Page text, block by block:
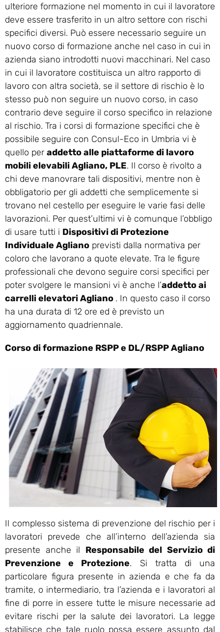
ulteriore formazione nel momento in cui il lavoratore
deve essere trasferito in un altro settore con rischi
specifici diversi. Può essere necessario seguire un
nuovo corso di formazione anche nel caso in cui in
azienda siano introdotti nuovi macchinari. Nel caso
in cui il lavoratore costituisca un altro rapporto di
lavoro con altra società, se il settore di rischio è lo
stesso può non seguire un nuovo corso, in caso
contrario deve seguire il corso specifico in relazione
al rischio. Tra i corsi di formazione specifici che è
possibile seguire con Consul-Eco in Umbria vi è
quello per addetto alle piattaforme di lavoro
mobili elevabili Agliano, PLE. Il corso è rivolto a
chi deve manovrare tali dispositivi, mentre non è
obbligatorio per gli addetti che semplicemente si
trovano nel cestello per eseguire le varie fasi delle
lavorazioni. Per quest’ultimi vi è comunque l’obbligo
di usare tutti i Dispositivi di Protezione
Individuale Agliano previsti dalla normativa per
coloro che lavorano a quote elevate. Tra le figure
professionali che devono seguire corsi specifici per
poter svolgere le mansioni vi è anche l’addetto ai
carrelli elevatori Agliano . In questo caso il corso
ha una durata di 12 ore ed è previsto un
aggiornamento quadriennale.
Corso di formazione RSPP e DL/RSPP Agliano
Il complesso sistema di prevenzione del rischio per i
lavoratori prevede che all’interno dell’azienda sia
presente anche il Responsabile del Servizio di
Prevenzione e Protezione. Si tratta di una
particolare figura presente in azienda e che fa da
tramite, o intermediario, tra l’azienda e i lavoratori al
fine di porre in essere tutte le misure necessarie ad
evitare rischi per la salute dei lavoratori. La legge
stabilisce che tale ruolo possa essere assunto dal